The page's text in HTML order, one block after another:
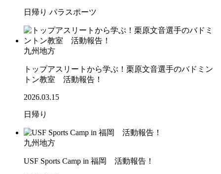
日帰り パラスポーツ
九州地方
トップアスリートから学ぶ！栗原文音選手のバドミン
トン教室 活動報告！
2026.03.15
日帰り
九州地方
USF Sports Camp in 福岡 活動報告！